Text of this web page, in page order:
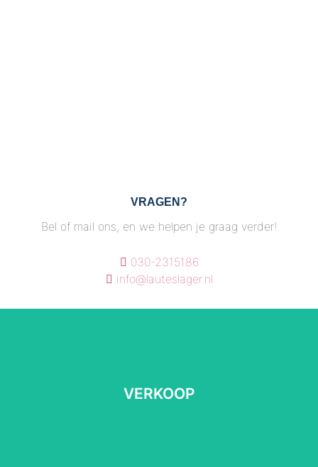
VRAGEN?
Bel of mail ons, en we helpen je graag verder!
030-2315186
info@lauteslager.nl
VERKOOP
VERKOOP